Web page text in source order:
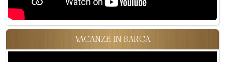
VACANZE IN BARCA